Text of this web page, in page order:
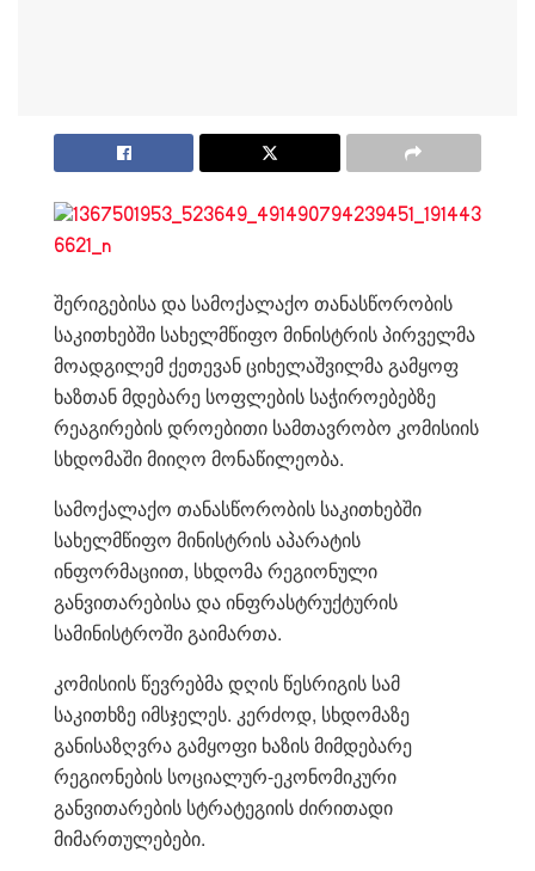
შერიგებისა და სამოქალაქო თანასწორობის
საკითხებში სახელმწიფო მინისტრის პირველმა
მოადგილემ ქეთევან ციხელაშვილმა გამყოფ
ხაზთან მდებარე სოფლების საჭიროებებზე
რეაგირების დროებითი სამთავრობო კომისიის
სხდომაში მიიღო მონაწილეობა.
სამოქალაქო თანასწორობის საკითხებში
სახელმწიფო მინისტრის აპარატის
ინფორმაციით, სხდომა რეგიონული
განვითარებისა და ინფრასტრუქტურის
სამინისტროში გაიმართა.
კომისიის წევრებმა დღის წესრიგის სამ
საკითხზე იმსჯელეს. კერძოდ, სხდომაზე
განისაზღვრა გამყოფი ხაზის მიმდებარე
რეგიონების სოციალურ-ეკონომიკური
განვითარების სტრატეგიის ძირითადი
მიმართულებები.